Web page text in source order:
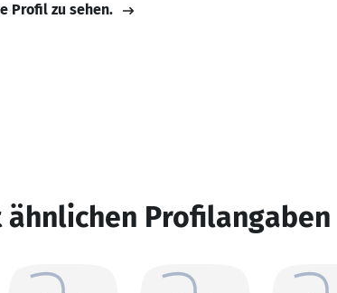
Profil zu sehen.
Profilangaben